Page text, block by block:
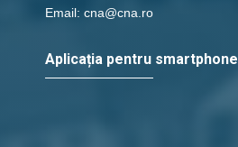
Email: cna@cna.ro
Aplicația pentru smartphone